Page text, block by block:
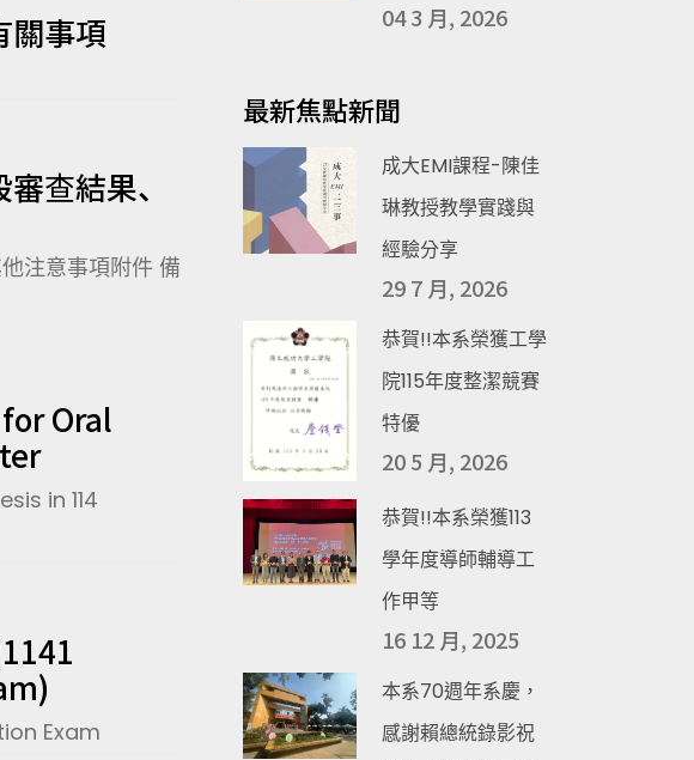
關事項
查結果、
注意事項附件 備
Oral
in 114
Exam
04 3 月, 2026
最新焦點新聞
成大EMI課程-陳佳
琳教授教學實踐與
經驗分享
29 7 月, 2026
恭賀!!本系榮獲工學
院115年度整潔競賽
特優
20 5 月, 2026
恭賀!!本系榮獲113
學年度導師輔導工
作甲等
16 12 月, 2025
本系70週年系慶，
感謝賴總統錄影祝